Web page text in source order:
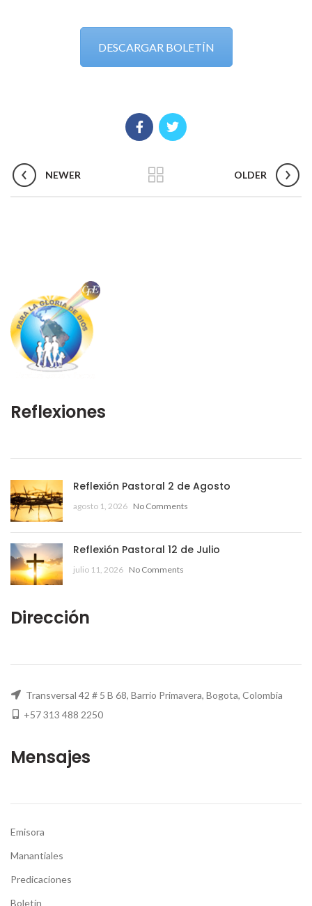
DESCARGAR BOLETÍN
NEWER OLDER
Reflexiones
Reflexión Pastoral 2 de Agosto
agosto 1, 2026 No Comments
Reflexión Pastoral 12 de Julio
julio 11, 2026 No Comments
Dirección
Transversal 42 # 5 B 68, Barrio Primavera, Bogota, Colombia
+57 313 488 2250
Mensajes
Emisora
Manantiales
Predicaciones
Boletín